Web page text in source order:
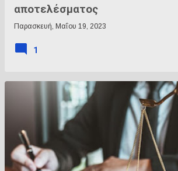
αποτελέσματος
Παρασκευή, Μαΐου 19, 2023
1